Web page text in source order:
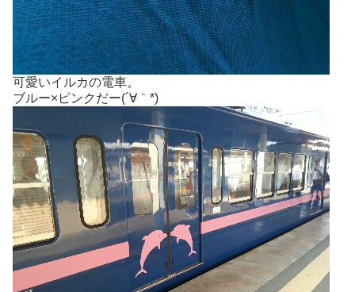
可愛いイルカの電車。
ブルー×ピンクだー(´∀｀*)